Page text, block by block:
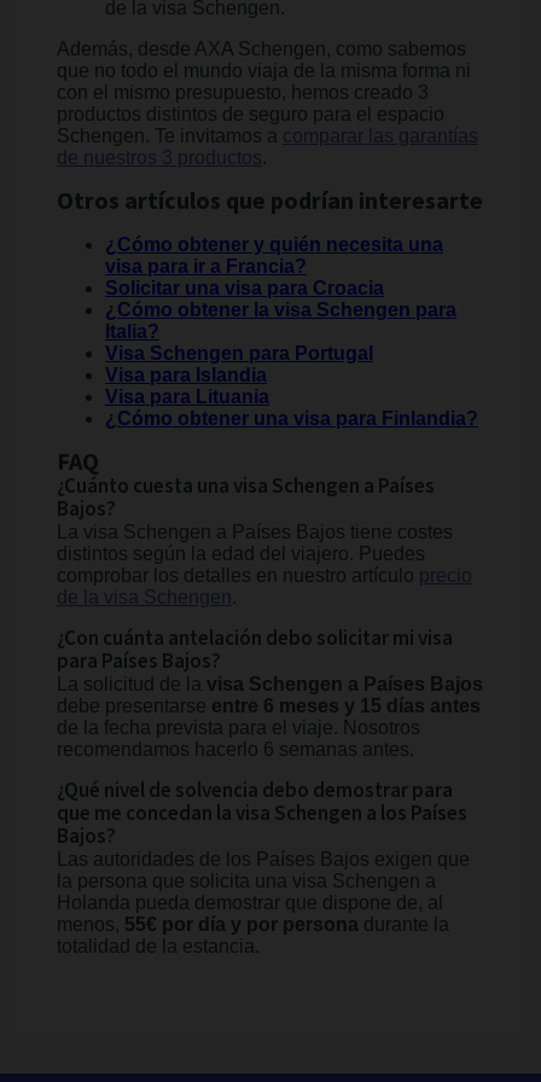
de la visa Schengen.
Además, desde AXA Schengen, como sabemos
que no todo el mundo viaja de la misma forma ni
con el mismo presupuesto, hemos creado 3
productos distintos de seguro para el espacio
Schengen. Te invitamos a comparar las garantías
de nuestros 3 productos.
Otros artículos que podrían interesarte
¿Cómo obtener y quién necesita una
visa para ir a Francia?
Solicitar una visa para Croacia
¿Cómo obtener la visa Schengen para
Italia?
Visa Schengen para Portugal
Visa para Islandia
Visa para Lituania
¿Cómo obtener una visa para Finlandia?
FAQ
¿Cuánto cuesta una visa Schengen a Países
Bajos?
La visa Schengen a Países Bajos tiene costes
distintos según la edad del viajero. Puedes
comprobar los detalles en nuestro artículo
precio
de la visa Schengen
.
¿Con cuánta antelación debo solicitar mi visa
para Países Bajos?
La solicitud de la visa Schengen a Países Bajos
debe presentarse entre 6 meses y 15 días antes
de la fecha prevista para el viaje. Nosotros
recomendamos hacerlo 6 semanas antes.
¿Qué nivel de solvencia debo demostrar para
que me concedan la visa Schengen a los Países
Bajos?
Las autoridades de los Países Bajos exigen que
la persona que solicita una visa Schengen a
Holanda pueda demostrar que dispone de, al
menos, 55€ por día y por persona durante la
totalidad de la estancia.